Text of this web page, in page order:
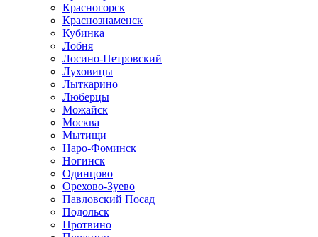
Красногорск
Краснознаменск
Кубинка
Лобня
Лосино-Петровский
Луховицы
Лыткарино
Люберцы
Можайск
Москва
Мытищи
Наро-Фоминск
Ногинск
Одинцово
Орехово-Зуево
Павловский Посад
Подольск
Протвино